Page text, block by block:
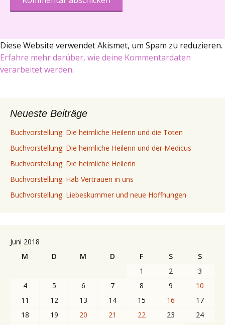
Diese Website verwendet Akismet, um Spam zu reduzieren.
Erfahre mehr darüber, wie deine Kommentardaten
verarbeitet werden.
Neueste Beiträge
Buchvorstellung: Die heimliche Heilerin und die Toten
Buchvorstellung: Die heimliche Heilerin und der Medicus
Buchvorstellung: Die heimliche Heilerin
Buchvorstellung: Hab Vertrauen in uns
Buchvorstellung: Liebeskummer und neue Hoffnungen
Juni 2018
M
D M D F S
S
1
2
3
4
5 6 7 8 9
10
11
12 13 14 15 16
17
18
19 20 21 22 23
24